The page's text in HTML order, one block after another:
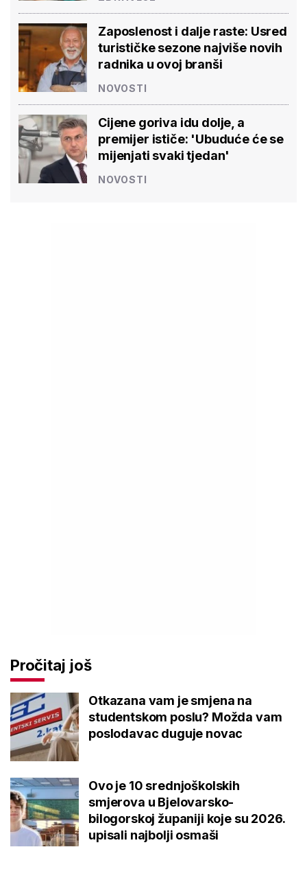
Zaposlenost i dalje raste: Usred
turističke sezone najviše novih
radnika u ovoj branši
NOVOSTI
Cijene goriva idu dolje, a
premijer ističe: 'Ubuduće će se
mijenjati svaki tjedan'
NOVOSTI
Pročitaj još
Otkazana vam je smjena na
studentskom poslu? Možda vam
poslodavac duguje novac
Ovo je 10 srednjoškolskih
smjerova u Bjelovarsko-
bilogorskoj županiji koje su 2026.
upisali najbolji osmaši